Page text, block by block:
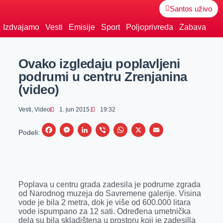
Santos uživo
Izdvajamo Vesti Emisije Sport Poljoprivreda Zabava
Ovako izgledaju poplavljeni
podrumi u centru Zrenjanina
(video)
Vesti, Video 1. jun 2015. 19:32
Podeli:
F
b
o
o
M
e
n
g
L
e
d
I
V
r
W
s
A
p
X
E
l
Poplava u centru grada zadesila je podrume zgrada
od Narodnog muzeja do Savremene galerije. Visina
vode je bila 2 metra, dok je više od 600.000 litara
vode ispumpano za 12 sati. Određena umetnička
dela su bila skladištena u prostoru koji je zadesilla